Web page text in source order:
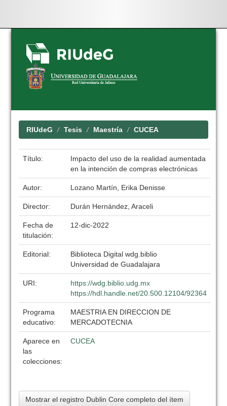
Skip
navigation
RIUdeG Tesis Maestría CUCEA
Título:
Impacto del uso de la realidad aumentada
en la intención de compras electrónicas
Autor: Lozano Martín, Erika Denisse
Director: Durán Hernández, Araceli
Fecha de
titulación:
12-dic-2022
Editorial:
Biblioteca Digital wdg.biblio
Universidad de Guadalajara
URI:
https://wdg.biblio.udg.mx
https://hdl.handle.net/20.500.12104/92364
Programa
educativo:
MAESTRIA EN DIRECCION DE
MERCADOTECNIA
Aparece en
las
colecciones:
CUCEA
Mostrar el registro Dublin Core completo del ítem